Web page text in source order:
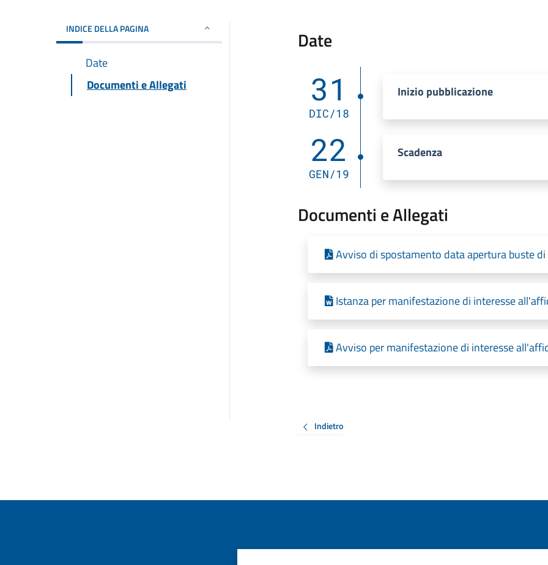
INDICE DELLA PAGINA
Date
Documenti e Allegati
Date
31
DIC/18
Inizio pubblicazione
22
GEN/19
Scadenza
Documenti e Allegati
Avviso di spostamento data apertura buste di
Istanza per manifestazione di interesse
Avviso per manifestazione di interesse
Indietro